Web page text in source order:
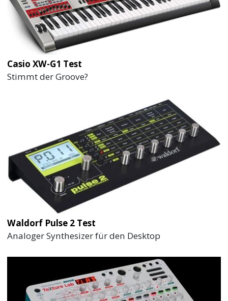
Casio XW-G1 Test
Stimmt der Groove?
Waldorf Pulse 2 Test
Analoger Synthesizer für den Desktop